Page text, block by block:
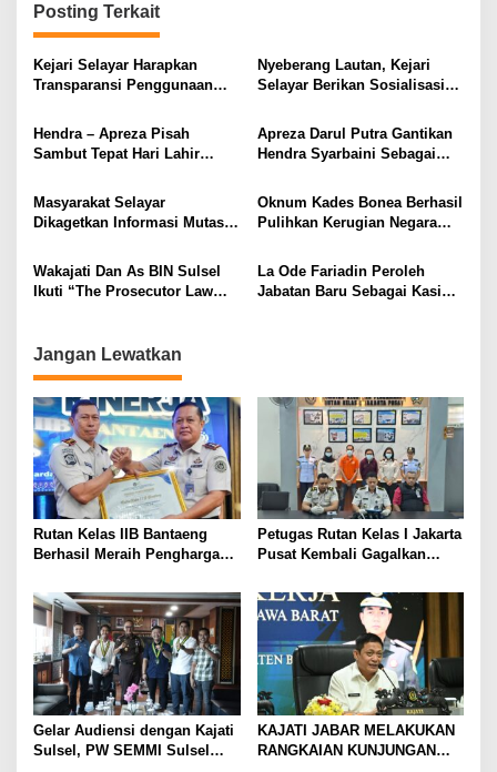
Posting Terkait
Kejari Selayar Harapkan
Transparansi Penggunaan
Nyeberang Lautan, Kejari
Selayar Berikan Sosialisasi
Hendra – Apreza Pisah
Sambut Tepat Hari Lahir
Apreza Darul Putra Gantikan
Hendra Syarbaini Sebagai
Masyarakat Selayar
Dikagetkan Informasi Mutasi
Oknum Kades Bonea Berhasil
Pulihkan Kerugian Negara
Selayar
Wakajati Dan As BIN Sulsel
Ikuti “The Prosecutor Law
Pengelolaan Jurnal Ilmiah
La Ode Fariadin Peroleh
Jabatan Baru Sebagai Kasi
Jangan Lewatkan
Rutan Kelas IIB Bantaeng
Berhasil Meraih Penghargaan
Semester I Tahun 2026
Petugas Rutan Kelas I Jakarta
Pusat Kembali Gagalkan
yang Disembunyikan di
Pakaian Dalam Pengunjung
Gelar Audiensi dengan Kajati
Sulsel, PW SEMMI Sulsel
KAJATI JABAR MELAKUKAN
RANGKAIAN KUNJUNGAN